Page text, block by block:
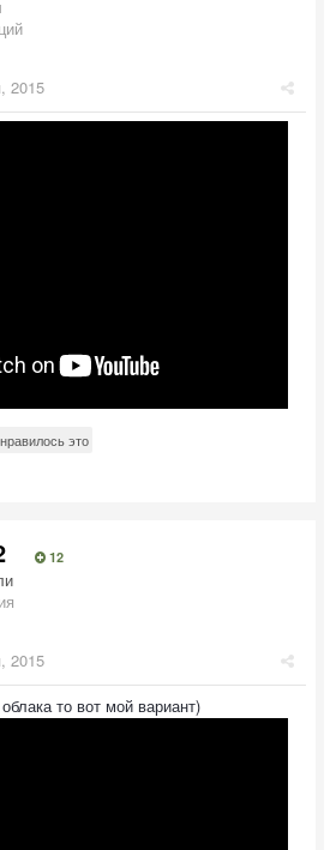
2015
это
12
2015
то вот мой вариант)